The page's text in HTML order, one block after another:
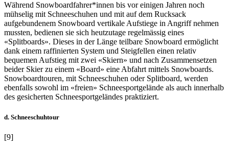
Während Snowboardfahrer*innen bis vor einigen Jahren noch
mühselig mit Schneeschuhen und mit auf dem Rucksack
aufgebundenem Snowboard vertikale Aufstiege in Angriff nehmen
mussten, bedienen sie sich heutzutage regelmässig eines
«Splitboards». Dieses in der Länge teilbare Snowboard ermöglicht
dank einem raffinierten System und Steigfellen einen relativ
bequemen Aufstieg mit zwei «Skiern» und nach Zusammensetzen
beider Skier zu einem «Board» eine Abfahrt mittels Snowboards.
Snowboardtouren, mit Schneeschuhen oder Splitboard, werden
ebenfalls sowohl im «freien» Schneesportgelände als auch innerhalb
des gesicherten Schneesportgeländes praktiziert.
d. Schneeschuhtour
[9]